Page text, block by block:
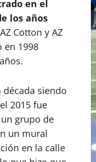
en el
los años
Cotton y AZ
en 1998
siendo
2015 fue
grupo de
un mural
en la calle